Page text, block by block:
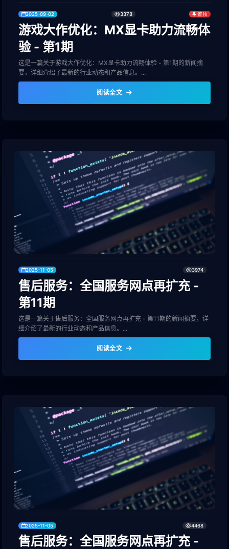
2025-09-02 3378 置顶
游戏大作优化：MX显卡助力流畅体
验 - 第1期
这是一篇关于游戏大作优化：MX显卡助力流畅体验 - 第1期的新闻摘
要，详细介绍了最新的行业动态和产品信息。...
阅读全文
2025-11-05 3974
售后服务：全国服务网点再扩充 -
第11期
这是一篇关于售后服务：全国服务网点再扩充 - 第11期的新闻摘要，详
细介绍了最新的行业动态和产品信息。...
阅读全文
2025-11-05 4468
售后服务：全国服务网点再扩充 -